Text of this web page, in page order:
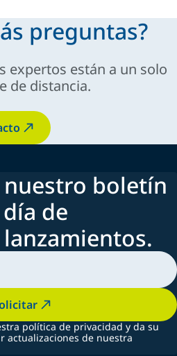
preguntas?
expertos están a un solo
de distancia.
nuestro boletín
de
política de privacidad y da su
actualizaciones de nuestra